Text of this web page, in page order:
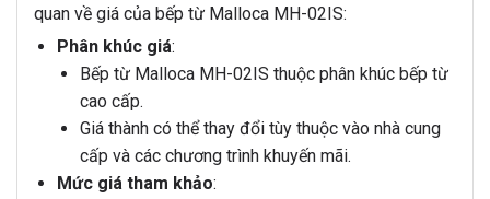
quan về giá của bếp từ Malloca MH-02IS:
Phân khúc giá:
Bếp từ Malloca MH-02IS thuộc phân khúc bếp từ
cao cấp.
Giá thành có thể thay đổi tùy thuộc vào nhà cung
cấp và các chương trình khuyến mãi.
Mức giá tham khảo: